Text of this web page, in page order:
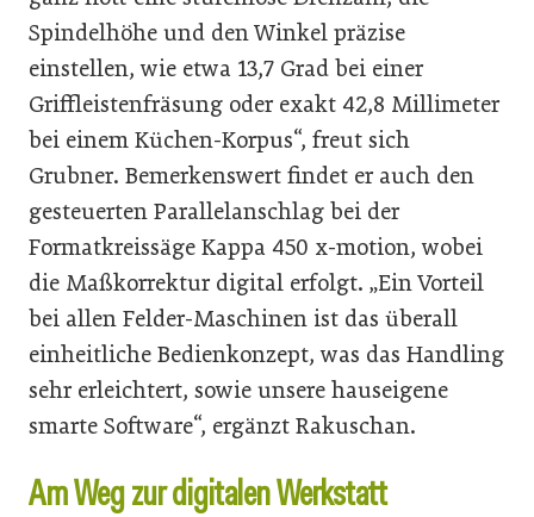
Spindelhöhe und den Winkel präzise
einstellen, wie etwa 13,7 Grad bei einer
Griffleistenfräsung oder exakt 42,8 Millimeter
bei einem Küchen-Korpus“, freut sich
Grubner. Bemerkenswert findet er auch den
gesteuerten Parallelanschlag bei der
Formatkreissäge Kappa 450 x-motion, wobei
die Maßkorrektur digital erfolgt. „Ein Vorteil
bei allen Felder-Maschinen ist das überall
einheitliche Bedienkonzept, was das Handling
sehr erleichtert, sowie unsere hauseigene
smarte Software“, ergänzt Rakuschan.
Am Weg zur digitalen Werkstatt